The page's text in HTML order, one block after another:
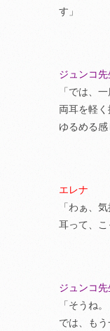
す」
ジュンコ先
「では、
両耳を軽く
ゆるめる感
エレナ
「わぁ、
耳って、こ
ジュンコ先
「そうね。
では、もう